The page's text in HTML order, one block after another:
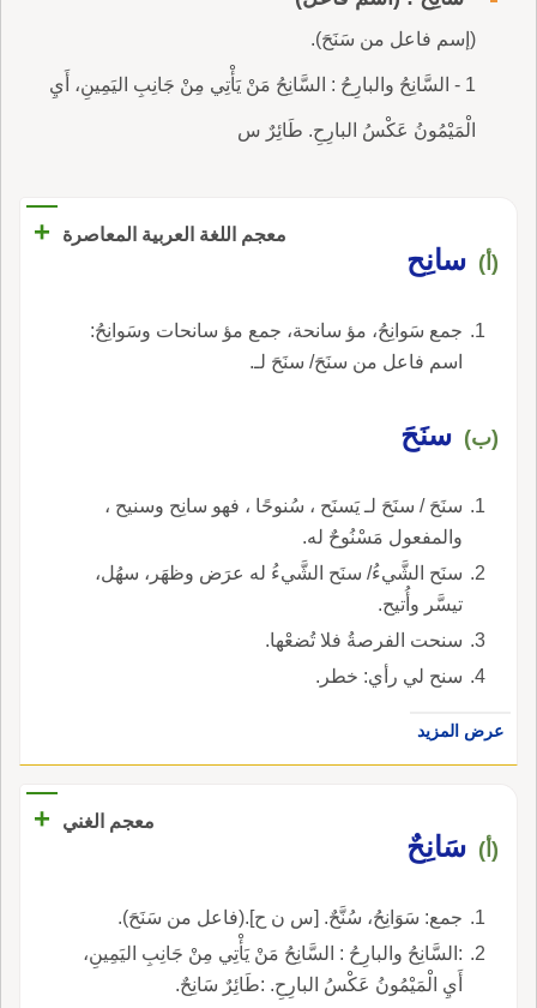
(إسم فاعل من سَنَحَ).
1 - السَّانِحُ والبارِحُ : السَّانِحُ مَنْ يَأْتِي مِنْ جَانِبِ اليَمِينِ، أَيِ
الْمَيْمُونُ عَكْسُ البارِحِ. طَائِرٌ س
معجم اللغة العربية المعاصرة +
(أ) سانِح
جمع سَوانِحُ، مؤ سانحة، جمع مؤ سانحات وسَوانِحُ:
اسم فاعل من سنَحَ/ سنَحَ لـ.
(ب) سنَحَ
سنَحَ / سنَحَ لـ يَسنَح ، سُنوحًا ، فهو سانِح وسنيح ،
والمفعول مَسْنُوحٌ له.
سنَح الشَّيءُ/ سنَح الشَّيءُ له عرَض وظهَر، سهُل،
تيسَّر وأُتيح.
سنحت الفرصةُ فلا تُضعْها.
سنح لي رأي: خطر.
عرض المزيد
معجم الغني +
(أ) سَانِحٌ
جمع: سَوَانِحُ، سُنَّحٌ. [س ن ح].(فاعل من سَنَحَ).
:السَّانِحُ والبارِحُ : السَّانِحُ مَنْ يَأْتِي مِنْ جَانِبِ اليَمِينِ،
أَيِ الْمَيْمُونُ عَكْسُ البارِحِ. :طَائِرٌ سَانِحٌ.